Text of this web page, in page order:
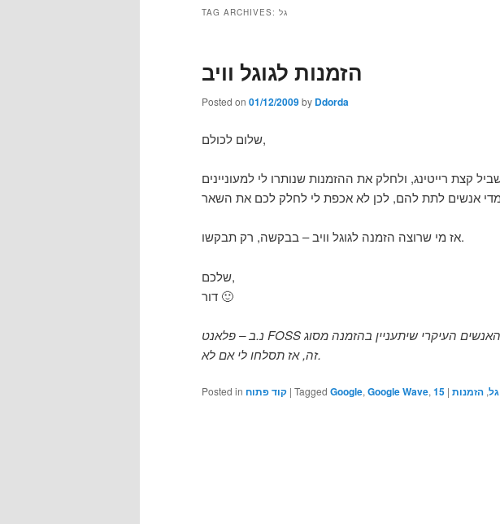
TAG ARCHIVES: גל
הזמנות לגוגל וויב
Posted on 01/12/2009by Ddorda
שלום לכולם,
אז מי שרוצה הזמנה לגוגל וויב – בבקשה, רק תבקשו.
שלכם,
דור 🙂
נ.ב – פלאנט FOSS מצורף, כי אני מאמין שזה תחום האנשים העיקרי שיתעניין בהזמנה מסוג
זה, אז תסלחו לי אם לא.
Posted in קוד פתוח | Tagged Google,Google Wave, גל, הזמנות |
15